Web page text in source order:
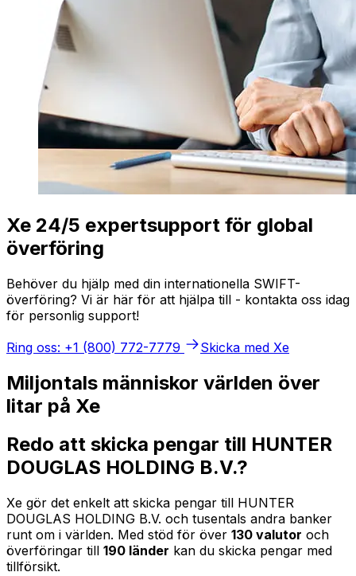
Xe 24/5 expertsupport för global
överföring
Behöver du hjälp med din internationella SWIFT-
överföring? Vi är här för att hjälpa till - kontakta oss idag
för personlig support!
Ring oss: +1 (800) 772-7779
Skicka med Xe
Miljontals människor världen över
litar på Xe
Redo att skicka pengar till HUNTER
DOUGLAS HOLDING B.V.?
Xe gör det enkelt att skicka pengar till HUNTER
DOUGLAS HOLDING B.V. och tusentals andra banker
runt om i världen. Med stöd för över 130 valutor och
överföringar till 190 länder kan du skicka pengar med
tillförsikt.